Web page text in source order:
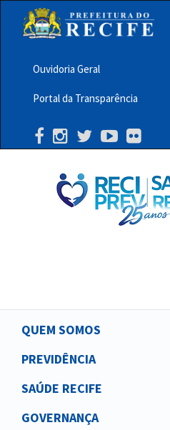
principalMenu
Barra
Topo
PCR
Ouvidoria Geral
Portal da Transparência
Main
navigation
QUEM SOMOS
PREVIDÊNCIA
SAÚDE RECIFE
GOVERNANÇA